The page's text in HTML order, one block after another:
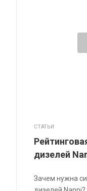
СТАТЬИ
дизелей
Зачем нужна